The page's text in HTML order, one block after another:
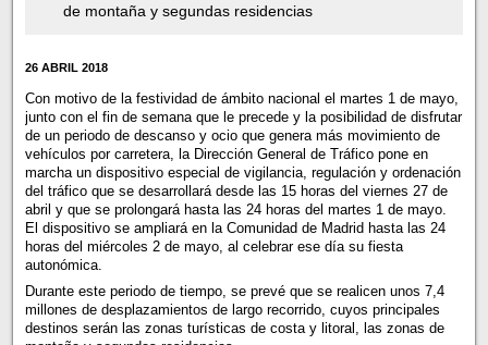
de montaña y segundas residencias
26 ABRIL 2018
Con motivo de la festividad de ámbito nacional el martes 1 de mayo,
junto con el fin de semana que le precede y la posibilidad de disfrutar
de un periodo de descanso y ocio que genera más movimiento de
vehículos por carretera, la Dirección General de Tráfico pone en
marcha un dispositivo especial de vigilancia, regulación y ordenación
del tráfico que se desarrollará desde las 15 horas del viernes 27 de
abril y que se prolongará hasta las 24 horas del martes 1 de mayo.
El dispositivo se ampliará en la Comunidad de Madrid hasta las 24
horas del miércoles 2 de mayo, al celebrar ese día su fiesta
autonómica.
Durante este periodo de tiempo, se prevé que se realicen unos 7,4
millones de desplazamientos de largo recorrido, cuyos principales
destinos serán las zonas turísticas de costa y litoral, las zonas de